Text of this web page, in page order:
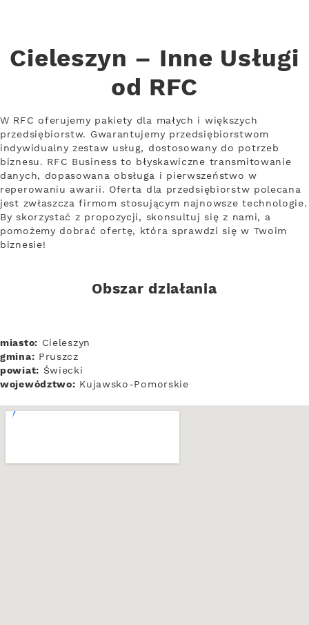
Cieleszyn – Inne Usługi
od RFC
W RFC oferujemy pakiety dla małych i większych
przedsiębiorstw. Gwarantujemy przedsiębiorstwom
indywidualny zestaw usług, dostosowany do potrzeb
biznesu. RFC Business to błyskawiczne transmitowanie
danych, dopasowana obsługa i pierwszeństwo w
reperowaniu awarii. Oferta dla przedsiębiorstw polecana
jest zwłaszcza firmom stosującym najnowsze technologie.
By skorzystać z propozycji, skonsultuj się z nami, a
pomożemy dobrać ofertę, która sprawdzi się w Twoim
biznesie!
Obszar działania
miasto: Cieleszyn
gmina: Pruszcz
powiat: Świecki
województwo: Kujawsko-Pomorskie